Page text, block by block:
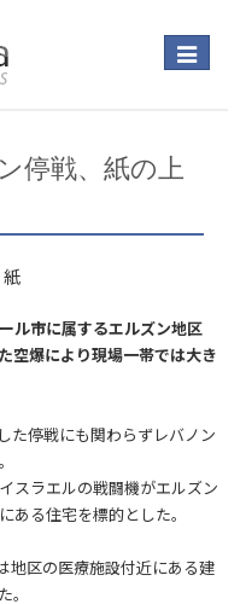
Toggle
停戦、紙の上
ル市に属するエルズン地区
空爆により現場一帯では大き
た停戦にも関わらずレバノン
スラエルの戦闘機がエルズン
ある住宅を標的とした。
地区の医療施設付近にある建
。